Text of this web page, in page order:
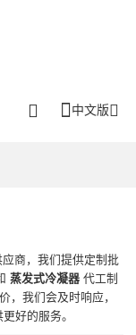
中文版
商，我们提供定制批
蒸发式冷凝器 代工制
，我们会及时响应，
好的服务。